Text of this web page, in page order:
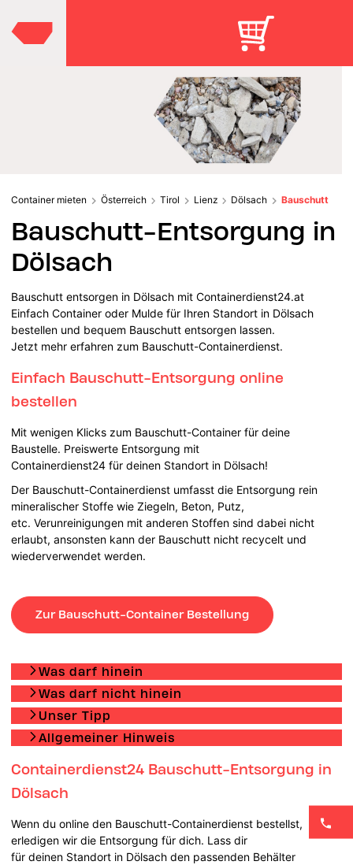
Container mieten Österreich Tirol Lienz Dölsach Bauschutt
Bauschutt-Entsorgung in
Dölsach
Bauschutt entsorgen in Dölsach mit Containerdienst24.at
Einfach Container oder Mulde für Ihren Standort in Dölsach
bestellen und bequem Bauschutt entsorgen lassen.
Jetzt mehr erfahren zum Bauschutt-Containerdienst.
Einfach Bauschutt-Entsorgung online
bestellen
Mit wenigen Klicks zum Bauschutt-Container für deine
Baustelle. Preiswerte Entsorgung mit
Containerdienst24 für deinen Standort in Dölsach!
Der Bauschutt-Containerdienst umfasst die Entsorgung rein
mineralischer Stoffe wie Ziegeln, Beton, Putz,
etc. Verunreinigungen mit anderen Stoffen sind dabei nicht
erlaubt, ansonsten kann der Bauschutt nicht recycelt und
wiederverwendet werden.
Zur Bauschutt-Container Bestellung
Was darf hinein
Was darf nicht hinein
Unser Tipp
Allgemeiner Hinweis
Containerdienst24 Bauschutt-Entsorgung in
Dölsach
Wenn du online den Bauschutt-Containerdienst bestellst,
erledigen wir die Entsorgung für dich. Lass dir
für deinen Standort in Dölsach den passenden Behälter